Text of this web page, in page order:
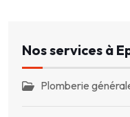
Nos services à
Plomberie